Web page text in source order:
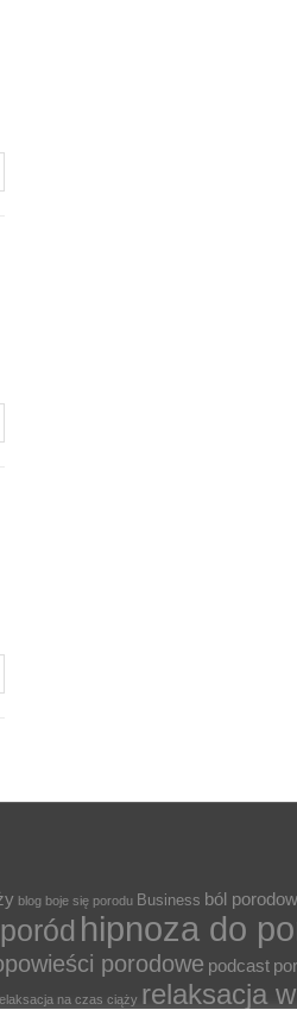
blog boje się porodu Business ból
hipnoza do
porodowe podcast
na czas ciąży relaksacja